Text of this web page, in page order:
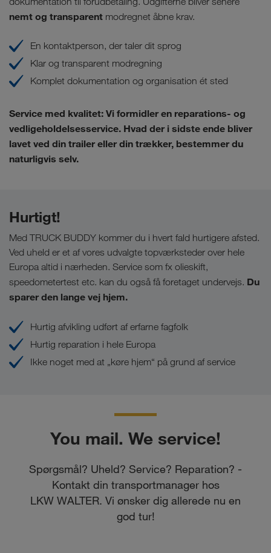
nemt og transparent modregnet åbne krav.
En kontaktperson, der taler dit sprog
Klar og transparent modregning
Komplet dokumentation og organisation ét sted
Service med kvalitet: Vi formidler en reparations- og
vedligeholdelsesservice. Hvad der i sidste ende bliver
lavet ved din trailer eller din trækker, bestemmer du
naturligvis selv.
Hurtigt!
Med TRUCK BUDDY kommer du i hvert fald hurtigere afsted.
Ved uheld er et af vores udvalgte topværksteder over hele
Europa altid i nærheden. Service som fx olieskift,
speedometertest etc. kan du også få foretaget undervejs. Du
sparer den lange vej hjem.
Hurtig afvikling udført af erfarne fagfolk
Hurtig reparation i hele Europa
Ikke noget med at „køre hjem“ på grund af service
You mail. We service!
Spørgsmål? Uheld? Service? Reparation? -
Kontakt din transportmanager hos
LKW WALTER. Vi ønsker dig allerede nu en
god tur!